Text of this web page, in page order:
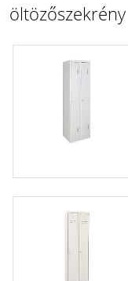
öltözőszekrény